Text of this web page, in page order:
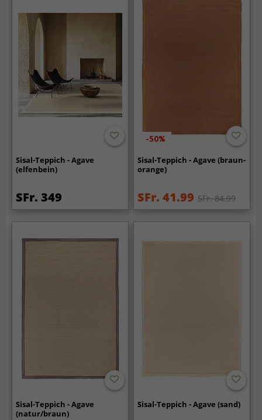
Sisal-Teppich - Agave
(elfenbein)
SFr. 349
-50%
Sisal-Teppich - Agave (braun-
orange)
SFr. 41.99 SFr. 84.99
Sisal-Teppich - Agave
(natur/braun)
Sisal-Teppich - Agave (sand)